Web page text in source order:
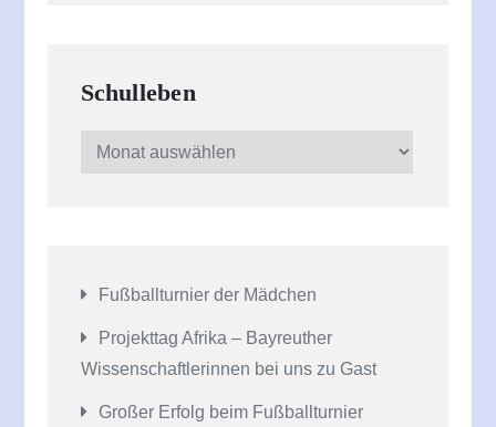
Schulleben
Schulleben
Fußballturnier der Mädchen
Projekttag Afrika – Bayreuther
Wissenschaftlerinnen bei uns zu Gast
Großer Erfolg beim Fußballturnier